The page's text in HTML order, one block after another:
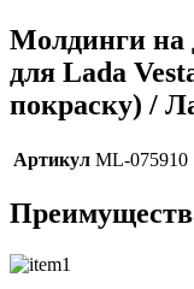
Молдинги на
для Lada
покраску) /
Артикул ML-075910